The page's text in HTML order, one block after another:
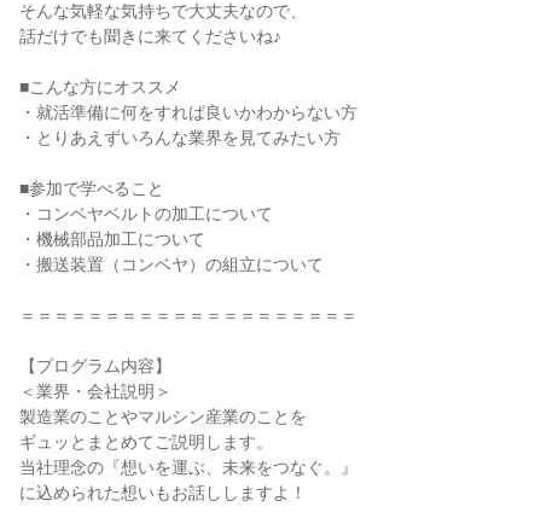
そんな気軽な気持ちで大丈夫なので、
話だけでも聞きに来てくださいね♪
■こんな方にオススメ
・就活準備に何をすれば良いかわからない方
・とりあえずいろんな業界を見てみたい方
■参加で学べること
・コンベヤベルトの加工について
・機械部品加工について
・搬送装置（コンベヤ）の組立について
＝＝＝＝＝＝＝＝＝＝＝＝＝＝＝＝＝＝＝＝
【プログラム内容】
＜業界・会社説明＞
製造業のことやマルシン産業のことを
ギュッとまとめてご説明します。
当社理念の『想いを運ぶ、未来をつなぐ。』
に込められた想いもお話ししますよ！